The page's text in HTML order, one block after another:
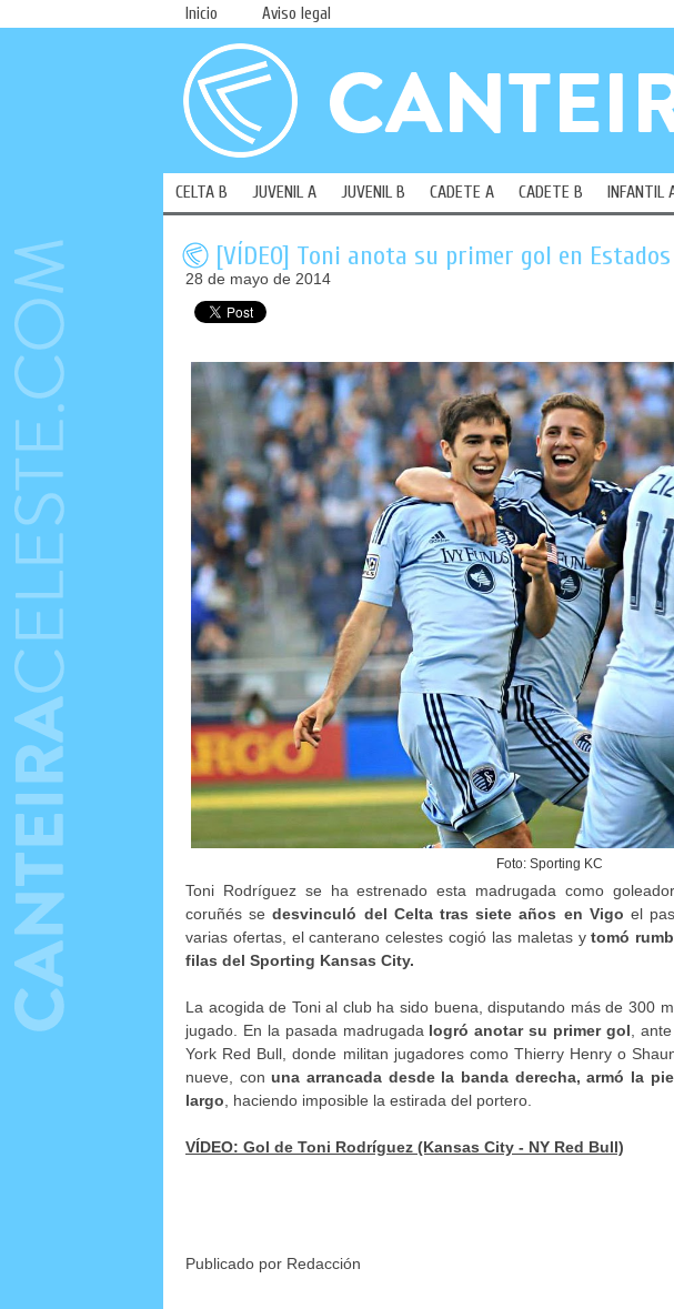
Inicio Aviso legal
CELTA B JUVENIL A JUVENIL B CADETE A CADETE B INFANTIL
[VÍDEO] Toni anota su primer gol en
28 de mayo de 2014
Foto: Sporting KC
Toni Rodríguez se ha estrenado esta madrugada como
coruñés sedesvinculó del Celta tras siete años en Vigo el
varias ofertas, el canterano celestes cogió las maletas ytomó
filas del Sporting Kansas City.
La acogida de Toni al club ha sido buena, disputando más de 300
jugado. En la pasada madrugada logró anotar su primer gol ,
York Red Bull, donde militan jugadores como Thierry Henry o
nueve, conuna arrancada desde la banda derecha, armó la
largo , haciendo imposible la estirada del portero.
VÍDEO: Gol de Toni Rodríguez (Kansas City - NY Red Bull)
Publicado por Redacción